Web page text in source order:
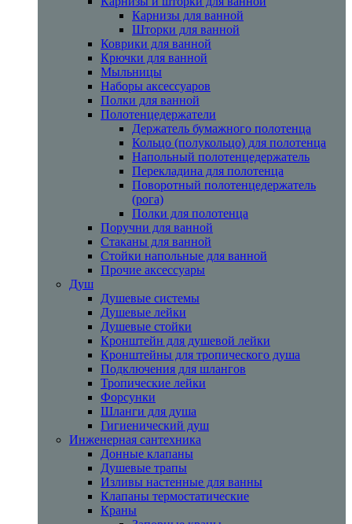
Карнизы для ванной
Шторки для ванной
Коврики для ванной
Крючки для ванной
Мыльницы
Наборы аксессуаров
Полки для ванной
Полотенцедержатели
Держатель бумажного полотенца
Кольцо (полукольцо) для полотенца
Напольный полотенцедержатель
Перекладина для полотенца
Поворотный полотенцедержатель
(рога)
Полки для полотенца
Поручни для ванной
Стаканы для ванной
Стойки напольные для ванной
Прочие аксессуары
Душ
Душевые системы
Душевые лейки
Душевые стойки
Кронштейн для душевой лейки
Кронштейны для тропического душа
Подключения для шлангов
Тропические лейки
Форсунки
Шланги для душа
Гигиенический душ
Инженерная сантехника
Донные клапаны
Душевые трапы
Изливы настенные для ванны
Клапаны термостатические
Краны